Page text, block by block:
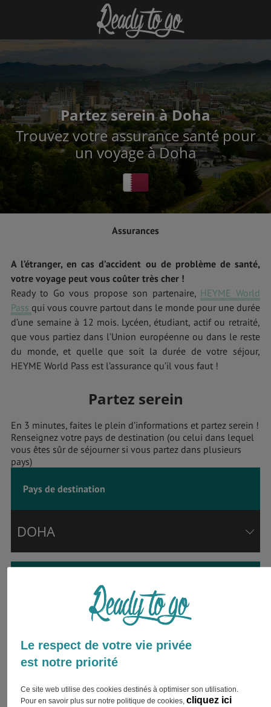
Partez serein à Doha
Trouvez votre assurance santé pour
un voyage à Doha
Assurances
A l’étranger, en cas d’accident ou de problème de santé,
votre voyage peut vous coûter très cher !
Ready to Go vous propose son partenaire, HEYME World
Pass qui vous couvre partout dans le monde pour une durée
d’une semaine à 12 mois. Lycéen, étudiant, actif ou retraité,
que vous partiez dans l’Union européenne ou dans le reste
du monde, et quelle que soit la durée de votre séjour,
HEYME World Pass est l’assurance qu’il vous faut !
Partez serein
En 3 minutes, faites le plein d’informations et partez serein !
Renseignez votre pays de destination (ou celui dans lequel
vous êtes sûr de séjourner si vous partez dans plusieurs
pays)
Pays de destination
DOHA
Envie d’être accompagné par
un expert ?
Inscrivez votre nom complet et choisissez
Le respect de votre vie privée
est notre priorité
Ce site web utilise des cookies destinés à optimiser son utilisation.
Pour en savoir plus sur notre politique de cookies, cliquez ici